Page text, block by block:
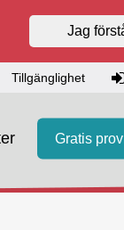
Jag
Tillgänglighet
Gratis